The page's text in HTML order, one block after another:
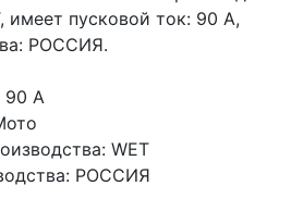
имеет пусковой ток: 90 A,
РОССИЯ.
90 А
WET
РОССИЯ